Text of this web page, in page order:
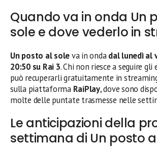
Quando va in onda Un
sole e dove vederlo in
Un posto al soleva in ondadal lunedì al
20:50 su Rai 3. Chi non riesce a seguire
può recuperarli gratuitamente in
sulla piattaforma RaiPlay, dove sono
molte delle puntate trasmesse nelle
Le anticipazioni della
settimana di Un posto